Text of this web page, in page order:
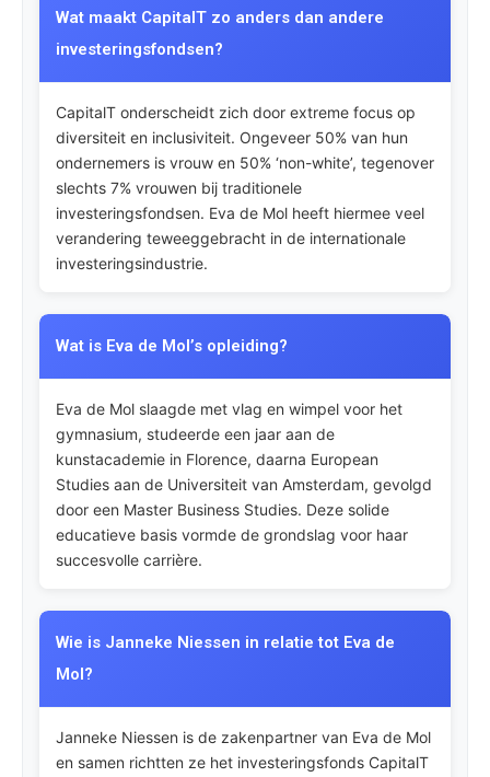
Wat maakt CapitalT zo anders dan andere
investeringsfondsen?
CapitalT onderscheidt zich door extreme focus op
diversiteit en inclusiviteit. Ongeveer 50% van hun
ondernemers is vrouw en 50% ‘non-white’, tegenover
slechts 7% vrouwen bij traditionele
investeringsfondsen. Eva de Mol heeft hiermee veel
verandering teweeggebracht in de internationale
investeringsindustrie.
Wat is Eva de Mol’s opleiding?
Eva de Mol slaagde met vlag en wimpel voor het
gymnasium, studeerde een jaar aan de
kunstacademie in Florence, daarna European
Studies aan de Universiteit van Amsterdam, gevolgd
door een Master Business Studies. Deze solide
educatieve basis vormde de grondslag voor haar
succesvolle carrière.
Wie is Janneke Niessen in relatie tot Eva de
Mol?
Janneke Niessen is de zakenpartner van Eva de Mol
en samen richtten ze het investeringsfonds CapitalT